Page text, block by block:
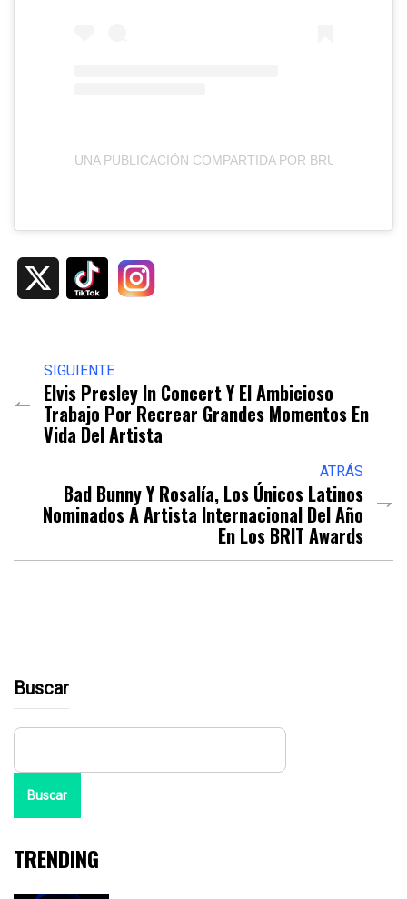
UNA PUBLICACIÓN COMPARTIDA POR BRUNO MARS
SIGUIENTE
Elvis Presley In Concert Y El Ambicioso
Trabajo Por Recrear Grandes Momentos En
Vida Del Artista
ATRÁS
Bad Bunny Y Rosalía, Los Únicos Latinos
Nominados A Artista Internacional Del Año
En Los BRIT Awards
Buscar
Buscar
TRENDING